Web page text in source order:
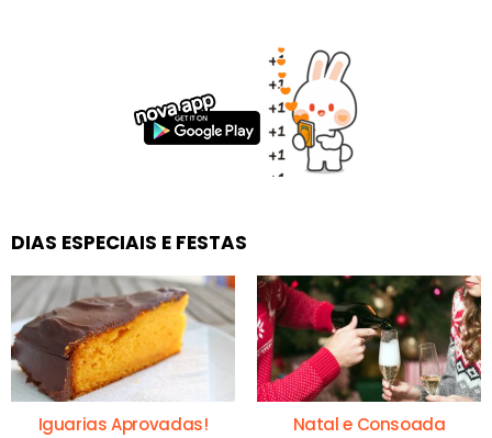
DIAS ESPECIAIS E FESTAS
Iguarias Aprovadas! Natal e Consoada